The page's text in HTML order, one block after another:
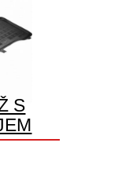
S